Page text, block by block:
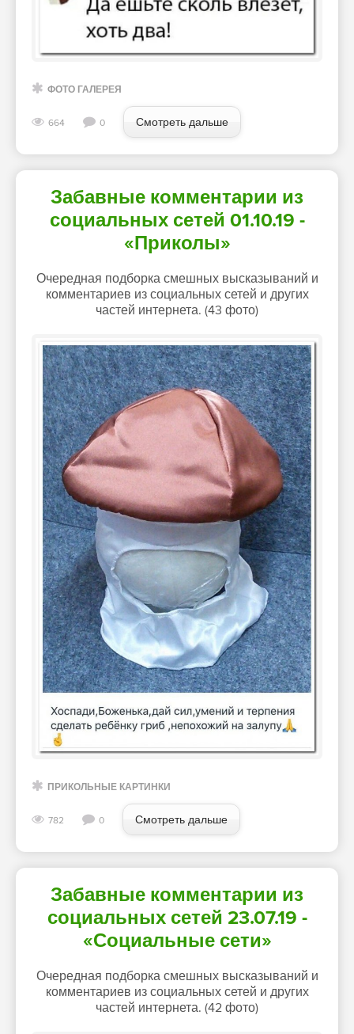
ФОТО ГАЛЕРЕЯ
664 0 Смотреть дальше
Забавные комментарии из
социальных сетей 01.10.19 -
«Приколы»
Очередная подборка смешных высказываний и
комментариев из социальных сетей и других
частей интернета. (43 фото)
ПРИКОЛЬНЫЕ КАРТИНКИ
782 0 Смотреть дальше
Забавные комментарии из
социальных сетей 23.07.19 -
«Социальные сети»
Очередная подборка смешных высказываний и
комментариев из социальных сетей и других
частей интернета. (42 фото)